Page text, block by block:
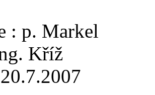
: p. Markel
Kříž